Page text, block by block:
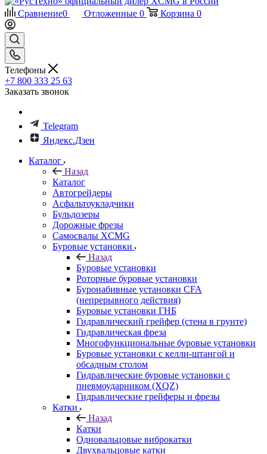
Сравнение0 Отложенные 0 Корзина 0
Телефоны
+7 800 333 25 63
Заказать звонок
Telegram
Яндекс.Дзен
Каталог
Назад
Каталог
Автогрейдеры
Асфальтоукладчики
Бульдозеры
Дорожные фрезы
Самосвалы XCMG
Буровые установки
Назад
Буровые установки
Роторные буровые установки
Буронабивные установки CFA
(непрерывного действия)
Буровые установки ГНБ
Гидравлический грейфер (стена в грунте)
Гидравлическая фреза
Многофункциональные буровые установки
Буровые установки с келли-штангой и
обсадным столом
Гидравлические буровые установки с
пневмоударником (XQZ)
Гидравлические грейферы и фрезы
Катки
Назад
Катки
Одновальцовые виброкатки
Двухвальцовые катки